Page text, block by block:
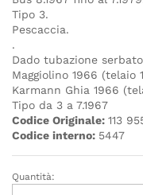
Tipo 3.
Pescaccia.
.
Dado tubazione
Maggiolino 1966 (telaio
Karmann Ghia 1966
Tipo da 3 a 7.1967
Codice Originale: 113
Codice interno: 5447
Quantità
Quantità: